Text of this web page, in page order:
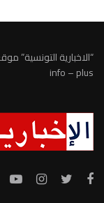
“الاخبارية التونسية”
info – plus